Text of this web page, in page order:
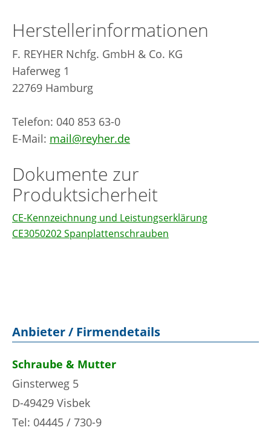
Herstellerinformationen
F. REYHER Nchfg. GmbH & Co. KG
Haferweg 1
22769 Hamburg
Telefon: 040 853 63-0
E-Mail: mail@reyher.de
Dokumente zur
Produktsicherheit
CE-Kennzeichnung und Leistungserklärung
CE3050202 Spanplattenschrauben
Anbieter / Firmendetails
Schraube & Mutter
Ginsterweg 5
D-49429 Visbek
Tel: 04445 / 730-9